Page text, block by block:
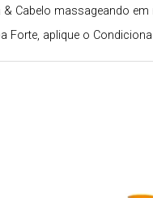
massageando
aplique o